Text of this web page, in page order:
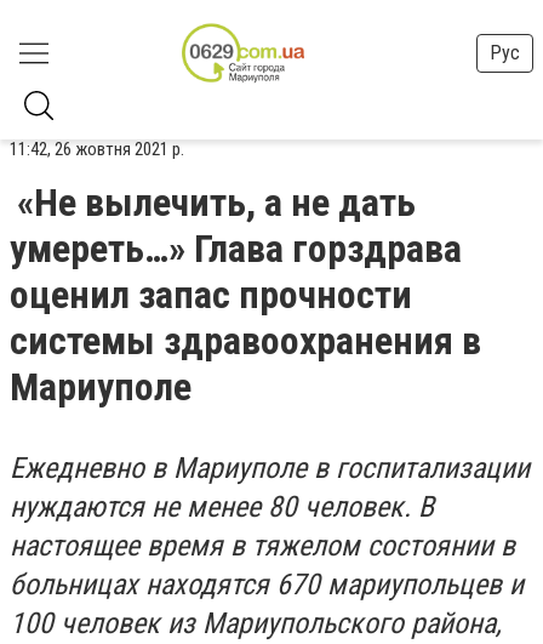
Рус
11:42, 26 жовтня 2021 р.
«Не вылечить, а не дать
умереть…» Глава горздрава
оценил запас прочности
системы здравоохранения в
Мариуполе
Ежедневно в Мариуполе в госпитализации
нуждаются не менее 80 человек. В
настоящее время в тяжелом состоянии в
больницах находятся 670 мариупольцев и
100 человек из Мариупольского района,